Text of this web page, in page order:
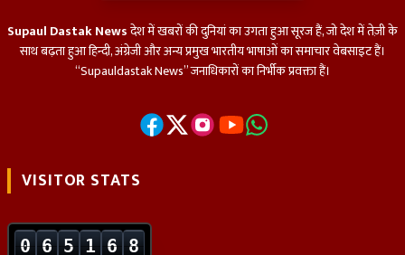
Supaul Dastak Newsदेश में खबरों की दुनियां का उगता हुआ सूरज हैं, जो देश में तेज़ी के
साथ बढ़ता हुआ हिन्दी, अंग्रेजी और अन्य प्रमुख भारतीय भाषाओं का समाचार वेबसाइट हैं।
“Supauldastak News” जनाधिकारों का निर्भीक प्रवक्ता हैं।
VISITOR STATS
0 6 5 1 6 8